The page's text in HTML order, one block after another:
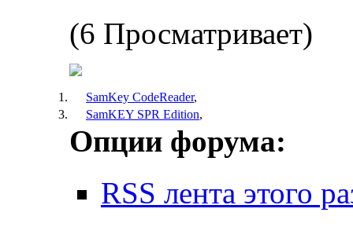
(6 Просматривает)
SamKey CodeReader,
SamKEY SPR Edition,
Опции форума:
RSS лента этого